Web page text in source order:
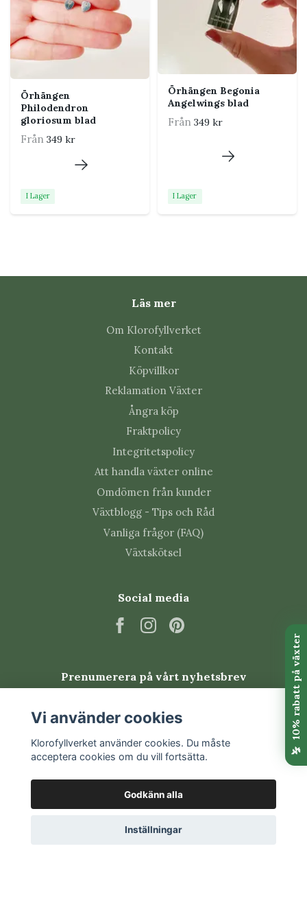
För att ytan ska hålla sig fin rekommenderas att du
tar av smycket före dusch, bad och simning. Torka det
direkt om det blir vått.
Örhängen
Philodendron
gloriosum blad
Från 349 kr
I Lager
Örhängen Begonia
Angelwings blad
Från 349 kr
I Lager
Läs mer
Om Klorofyllverket
Kontakt
Köpvillkor
Reklamation Växter
Ångra köp
Fraktpolicy
Integritetspolicy
Att handla växter online
Omdömen från kunder
Växtblogg - Tips och Råd
Vanliga frågor (FAQ)
Växtskötsel
Social media
Prenumerera på vårt nyhetsbrev
Vi använder cookies
Klorofyllverket använder cookies. Du måste
acceptera cookies om du vill fortsätta.
Godkänn alla
Inställningar